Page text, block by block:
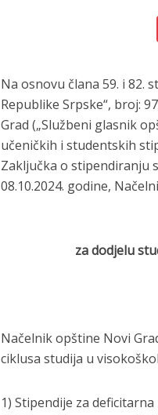
Na osnovu člana 59. i 82.
Republike Srpske“, broj:
Grad („Službeni glasnik
učeničkih i studentskih
Zaključka o stipendiranju
08.10.2024. godine,
za dodjelu
Načelnik opštine Novi
ciklusa studija u
1) Stipendije za